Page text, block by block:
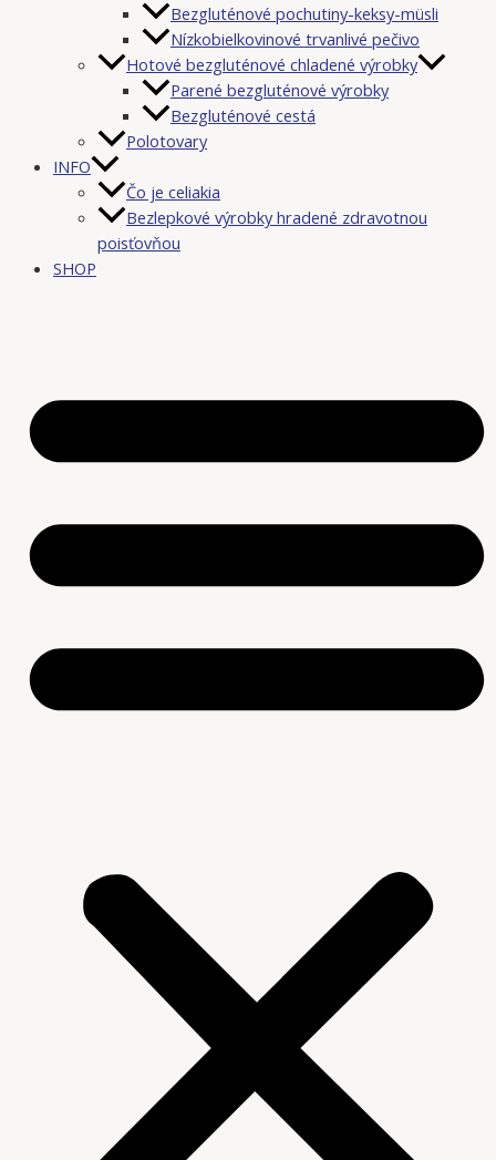
Bezgluténové pochutiny-keksy-müsli
Nízkobielkovinové trvanlivé pečivo
Hotové bezgluténové chladené výrobky
Parené bezgluténové výrobky
Bezgluténové cestá
Polotovary
INFO
Čo je celiakia
Bezlepkové výrobky hradené zdravotnou
poisťovňou
SHOP